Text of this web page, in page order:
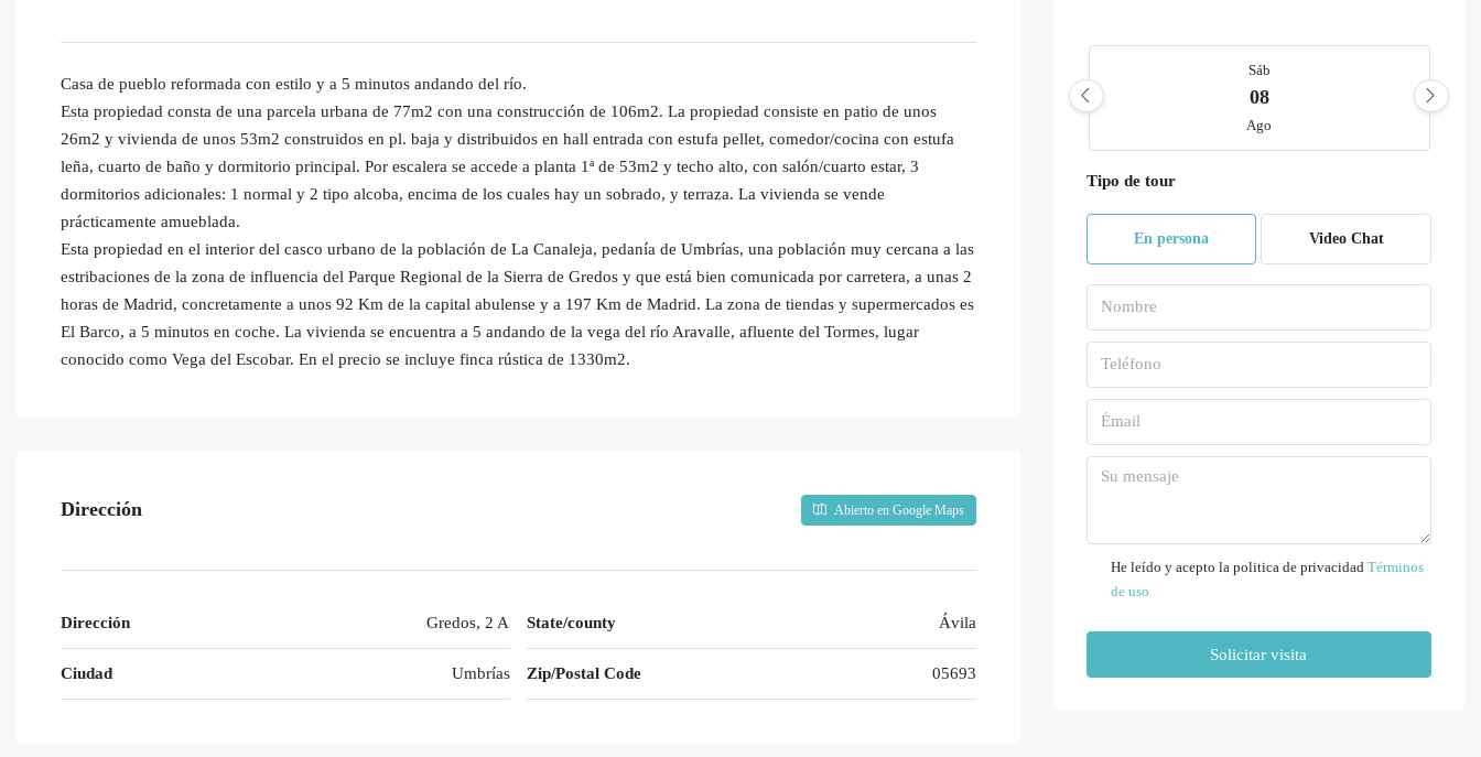
Casa de pueblo reformada con estilo y a 5 minutos andando del río.
Esta propiedad consta de una parcela urbana de 77m2 con una construcción de 106m2. La propiedad consiste en patio de unos
26m2 y vivienda de unos 53m2 construidos en pl. baja y distribuidos en hall entrada con estufa pellet, comedor/cocina con estufa
leña, cuarto de baño y dormitorio principal. Por escalera se accede a planta 1ª de 53m2 y techo alto, con salón/cuarto estar, 3
dormitorios adicionales: 1 normal y 2 tipo alcoba, encima de los cuales hay un sobrado, y terraza. La vivienda se vende
prácticamente amueblada.
Esta propiedad en el interior del casco urbano de la población de La Canaleja, pedanía de Umbrías, una población muy cercana a las
estribaciones de la zona de influencia del Parque Regional de la Sierra de Gredos y que está bien comunicada por carretera, a unas 2
horas de Madrid, concretamente a unos 92 Km de la capital abulense y a 197 Km de Madrid. La zona de tiendas y supermercados es
El Barco, a 5 minutos en coche. La vivienda se encuentra a 5 andando de la vega del río Aravalle, afluente del Tormes, lugar
conocido como Vega del Escobar. En el precio se incluye finca rústica de 1330m2.
Dirección Abierto en Google Maps
Dirección Gredos, 2 A
Ciudad Umbrías
State/county Ávila
Zip/Postal Code 05693
Sáb
08
Ago
09
10
11
12
Jue
13
Tipo de tour
En persona Video Chat
He leído y acepto la politica de privacidad Términos
de uso
Solicitar visita